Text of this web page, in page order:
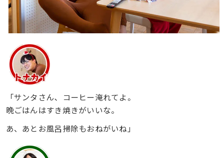
「サンタさん、コーヒー淹れてよ。
晩ごはんはすき焼きがいいな。
あ、あとお風呂掃除もおねがいね」